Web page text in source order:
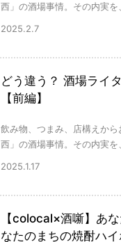
西」の酒場事情。その内実
2025.2.7
どう違う？ 酒場ライ
【前編】
飲み物、つまみ、店構えか
西」の酒場事情。その内実
2025.1.17
【colocal×酒噺】あ
なたのまちの焼酎ハ